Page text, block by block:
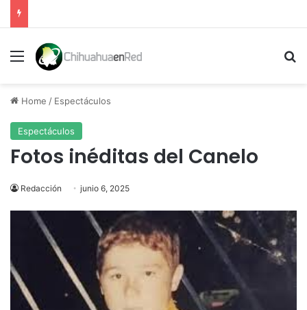
Menu
Home / Espectáculos
Espectáculos
Fotos inéditas del Canelo
Redacción junio 6, 2025